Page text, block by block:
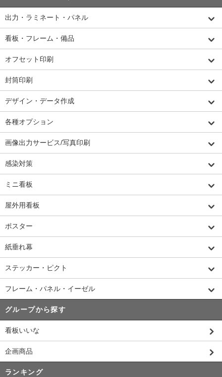
出力・ラミネート・パネル
看板・フレーム・備品
オフセット印刷
封筒印刷
デザイン・データ作成
各種オプション
画像出力サービス/写真印刷
感染対策
ミニ看板
屋外用看板
ポスター
紙垂れ幕
ステッカー・ピクト
フレーム・パネル・イーゼル
グループから探す
看板いいな
企画商品
ランキング